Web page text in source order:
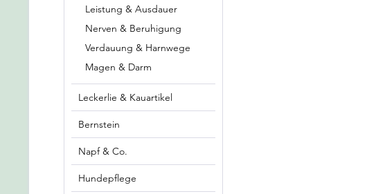
Leistung & Ausdauer
Nerven & Beruhigung
Verdauung & Harnwege
Magen & Darm
Leckerlie & Kauartikel
Bernstein
Napf & Co.
Hundepflege